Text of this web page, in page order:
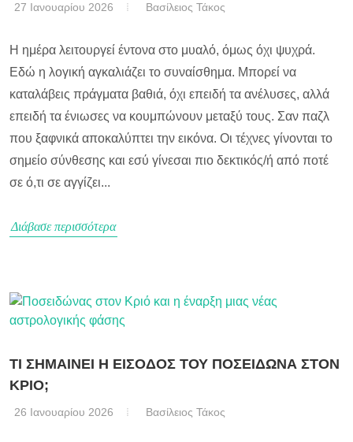
27 Ιανουαρίου 2026 Βασίλειος Τάκος
Η ημέρα λειτουργεί έντονα στο μυαλό, όμως όχι ψυχρά.
Εδώ η λογική αγκαλιάζει το συναίσθημα. Μπορεί να
καταλάβεις πράγματα βαθιά, όχι επειδή τα ανέλυσες, αλλά
επειδή τα ένιωσες να κουμπώνουν μεταξύ τους. Σαν παζλ
που ξαφνικά αποκαλύπτει την εικόνα. Οι τέχνες γίνονται το
σημείο σύνθεσης και εσύ γίνεσαι πιο δεκτικός/ή από ποτέ
σε ό,τι σε αγγίζει...
Διάβασε περισσότερα
ΤΙ ΣΗΜΑΙΝΕΙ Η ΕΙΣΟΔΟΣ ΤΟΥ ΠΟΣΕΙΔΩΝΑ ΣΤΟΝ
ΚΡΙΟ;
26 Ιανουαρίου 2026 Βασίλειος Τάκος